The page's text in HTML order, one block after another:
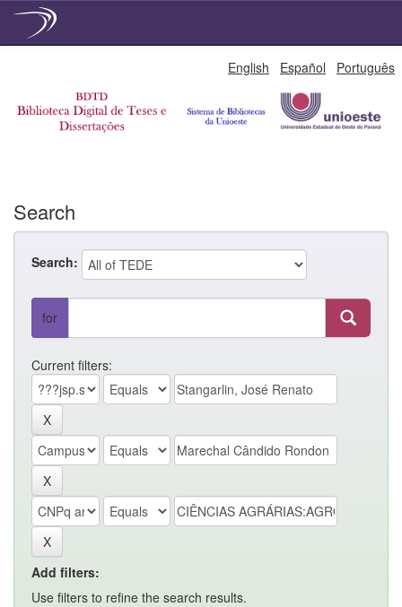
English Español Português
Search
Search:
for
Current filters:
Add filters:
Use filters to refine the search results.